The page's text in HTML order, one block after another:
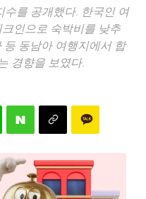
를 공개했다. 한국인 여
인으로 숙박비를 낮추
등 동남아 여행지에서 합
경향을 보였다.